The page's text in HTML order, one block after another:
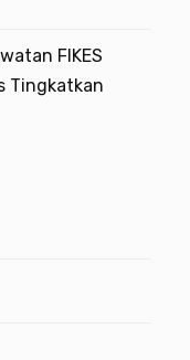
FIKES
Tingkatkan